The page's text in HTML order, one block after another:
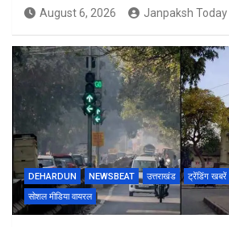
August 6, 2026 Janpaksh Today
DEHARDUN NEWSBEAT उत्तराखंड ट्रेंडिंग खबरें
सोशल मीडिया वायरल